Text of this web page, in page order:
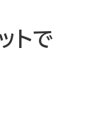
トで